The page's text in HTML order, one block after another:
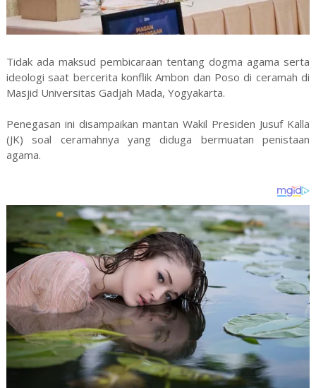
Tidak ada maksud pembicaraan tentang dogma agama serta
ideologi saat bercerita konflik Ambon dan Poso di ceramah di
Masjid Universitas Gadjah Mada, Yogyakarta.
Penegasan ini disampaikan mantan Wakil Presiden Jusuf Kalla
(JK) soal ceramahnya yang diduga bermuatan penistaan
agama.